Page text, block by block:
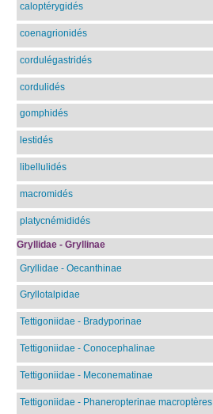
caloptérygidés
coenagrionidés
cordulégastridés
cordulidés
gomphidés
lestidés
libellulidés
macromidés
platycnémididés
Gryllidae - Gryllinae
Gryllidae - Oecanthinae
Gryllotalpidae
Tettigoniidae - Bradyporinae
Tettigoniidae - Conocephalinae
Tettigoniidae - Meconematinae
Tettigoniidae - Phaneropterinae macroptères